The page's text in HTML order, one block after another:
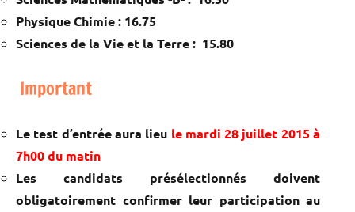
Physique Chimie : 16.75
Sciences de la Vie et la Terre : 15.80
Important
Le test d’entrée aura lieu le mardi 28 juillet 2015 à
7h00 du matin
Les candidats présélectionnés doivent
obligatoirement confirmer leur participation au